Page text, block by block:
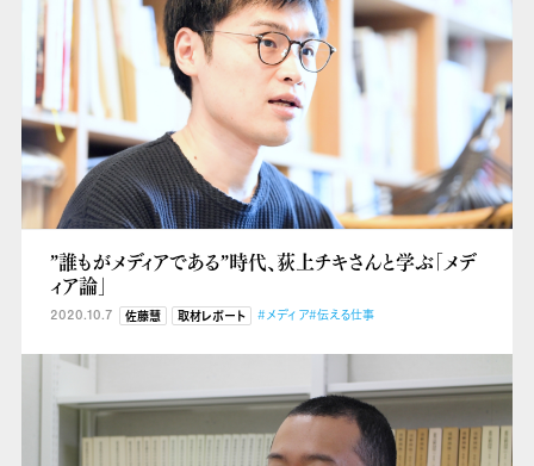
”誰もがメディアである”時代、荻上チキさんと学ぶ「メデ
ィア論」
2020.10.7 佐藤慧 取材レポート #メディア#伝える仕事